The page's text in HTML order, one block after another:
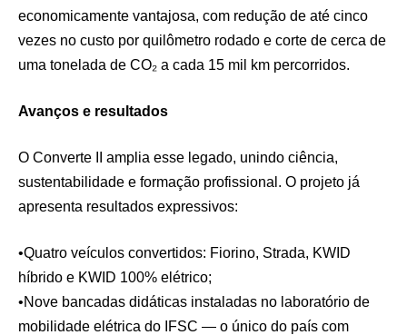
economicamente vantajosa, com redução de até cinco
vezes no custo por quilômetro rodado e corte de cerca de
uma tonelada de CO₂ a cada 15 mil km percorridos.
Avanços e resultados
O Converte II amplia esse legado, unindo ciência,
sustentabilidade e formação profissional. O projeto já
apresenta resultados expressivos:
•Quatro veículos convertidos: Fiorino, Strada, KWID
híbrido e KWID 100% elétrico;
•Nove bancadas didáticas instaladas no laboratório de
mobilidade elétrica do IFSC — o único do país com